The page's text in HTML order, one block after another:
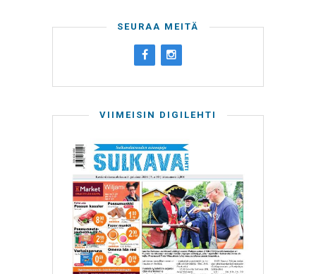
SEURAA MEITÄ
VIIMEISIN DIGILEHTI